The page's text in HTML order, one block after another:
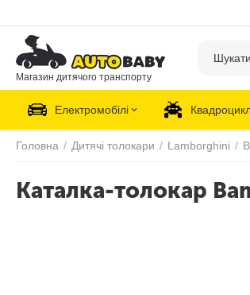
Магазин дитячого транспорту
Електромобілі
Головна / Дитячі толокари / Lamborghini /
Каталка-толокар